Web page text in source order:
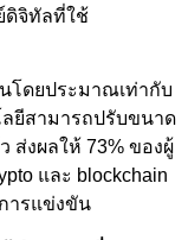
ดิจิทัลที่ใช้
โดยประมาณเท่ากับ
ลยีสามารถปรับขนาด
ส่งผลให้ 73% ของผู้
และ blockchain
ารแข่งขัน